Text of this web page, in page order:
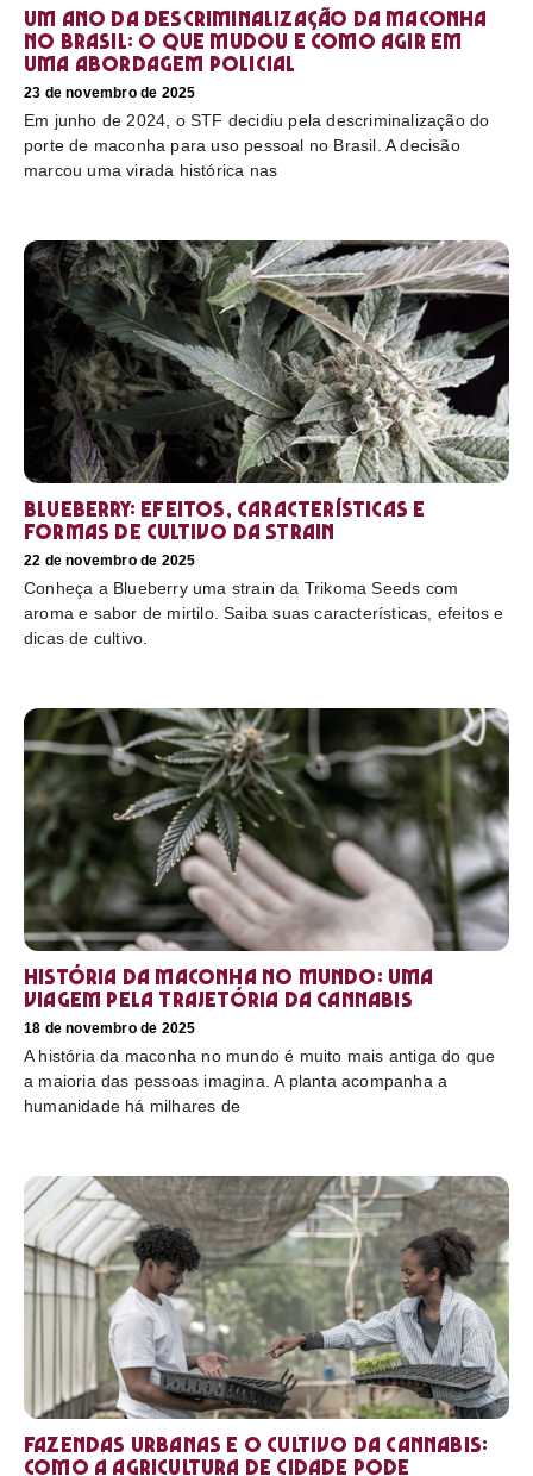
Um ano da descriminalização da maconha
no Brasil: o que mudou e como agir em
uma abordagem policial
23 de novembro de 2025
Em junho de 2024, o STF decidiu pela descriminalização do
porte de maconha para uso pessoal no Brasil. A decisão
marcou uma virada histórica nas
Blueberry: efeitos, características e
formas de cultivo da strain
22 de novembro de 2025
Conheça a Blueberry uma strain da Trikoma Seeds com
aroma e sabor de mirtilo. Saiba suas características, efeitos e
dicas de cultivo.
História da maconha no mundo: uma
viagem pela trajetória da cannabis
18 de novembro de 2025
A história da maconha no mundo é muito mais antiga do que
a maioria das pessoas imagina. A planta acompanha a
humanidade há milhares de
Fazendas urbanas e o cultivo da cannabis:
como a agricultura de cidade pode